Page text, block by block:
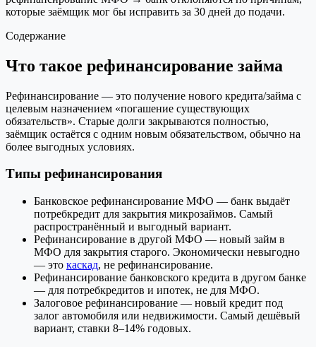
которые заёмщик мог бы исправить за 30 дней до подачи.
Содержание
Что такое рефинансирование займа
Рефинансирование — это получение нового кредита/займа с
целевым назначением «погашение существующих
обязательств». Старые долги закрываются полностью,
заёмщик остаётся с одним новым обязательством, обычно на
более выгодных условиях.
Типы рефинансирования
Банковское рефинансирование МФО — банк выдаёт
потребкредит для закрытия микрозаймов. Самый
распространённый и выгодный вариант.
Рефинансирование в другой МФО — новый займ в
МФО для закрытия старого. Экономически невыгодно
— это каскад, не рефинансирование.
Рефинансирование банковского кредита в другом банке
— для потребкредитов и ипотек, не для МФО.
Залоговое рефинансирование — новый кредит под
залог автомобиля или недвижимости. Самый дешёвый
вариант, ставки 8–14% годовых.